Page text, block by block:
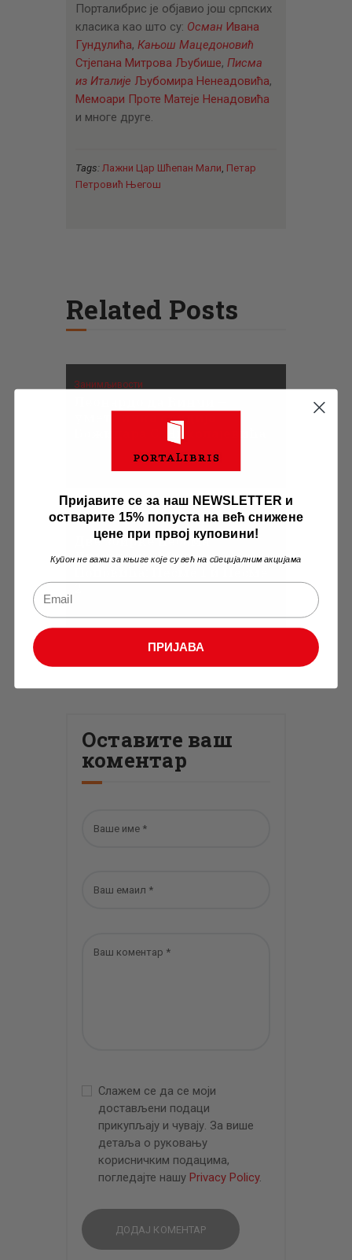
Порталибрис је објавио још српских
класика као што су: Осман Ивана
Гундулића, Кањош Мацедоновић
Стјепана Митрова Љубише, Писма
из Италије Љубомира Ненеадовића,
Мемоари Проте Матеје Ненадовића
и многе друге.
Tags: Лажни Цар Шћепан Мали, Петар
Петровић Његош
Related Posts
Занимљивости
уметничка студија
Занимљивости
Две збирке песама
Димитрија Мите
2
Оставите ваш
коментар
Слажем се да се моји
достављени подаци
прикупљају и чувају. За више
детаља о руковању
корисничким подацима,
погледајте нашу Privacy Policy.
Пријавите се за наш NEWSLETTER и
остварите 15% попуста на већ снижене
цене при првој куповини!
Купон не важи за књиге које су већ на специјалним акцијама
ПРИЈАВА